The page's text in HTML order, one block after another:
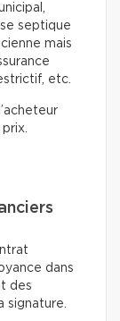
septique
mais
etc.
dans
des
signature.